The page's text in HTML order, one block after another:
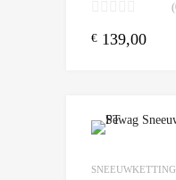
€ 139,00